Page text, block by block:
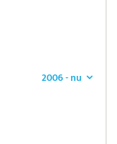
2006 - nu